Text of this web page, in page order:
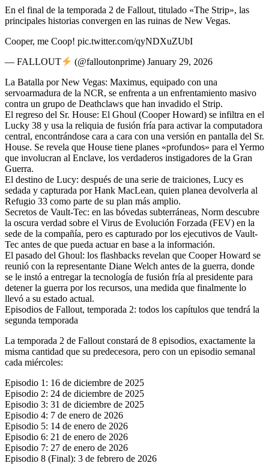
En el final de la temporada 2 de Fallout, titulado «The Strip», las
principales historias convergen en las ruinas de New Vegas.
Cooper, me Coop! pic.twitter.com/qyNDXuZUbI
— FALLOUT
(@falloutonprime) January 29, 2026
La Batalla por New Vegas: Maximus, equipado con una
servoarmadura de la NCR, se enfrenta a un enfrentamiento masivo
contra un grupo de Deathclaws que han invadido el Strip.
El regreso del Sr. House: El Ghoul (Cooper Howard) se infiltra en el
Lucky 38 y usa la reliquia de fusión fría para activar la computadora
central, encontrándose cara a cara con una versión en pantalla del Sr.
House. Se revela que House tiene planes «profundos» para el Yermo
que involucran al Enclave, los verdaderos instigadores de la Gran
Guerra.
El destino de Lucy: después de una serie de traiciones, Lucy es
sedada y capturada por Hank MacLean, quien planea devolverla al
Refugio 33 como parte de su plan más amplio.
Secretos de Vault-Tec: en las bóvedas subterráneas, Norm descubre
la oscura verdad sobre el Virus de Evolución Forzada (FEV) en la
sede de la compañía, pero es capturado por los ejecutivos de Vault-
Tec antes de que pueda actuar en base a la información.
El pasado del Ghoul: los flashbacks revelan que Cooper Howard se
reunió con la representante Diane Welch antes de la guerra, donde
se le instó a entregar la tecnología de fusión fría al presidente para
detener la guerra por los recursos, una medida que finalmente lo
llevó a su estado actual.
Episodios de Fallout, temporada 2: todos los capítulos que tendrá la
segunda temporada
La temporada 2 de Fallout constará de 8 episodios, exactamente la
misma cantidad que su predecesora, pero con un episodio semanal
cada miércoles:
Episodio 1: 16 de diciembre de 2025
Episodio 2: 24 de diciembre de 2025
Episodio 3: 31 de diciembre de 2025
Episodio 4: 7 de enero de 2026
Episodio 5: 14 de enero de 2026
Episodio 6: 21 de enero de 2026
Episodio 7: 27 de enero de 2026
Episodio 8 (Final): 3 de febrero de 2026